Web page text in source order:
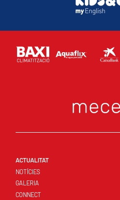
ACTUALITAT
NOTÍCIES
GALERIA
CONNECT